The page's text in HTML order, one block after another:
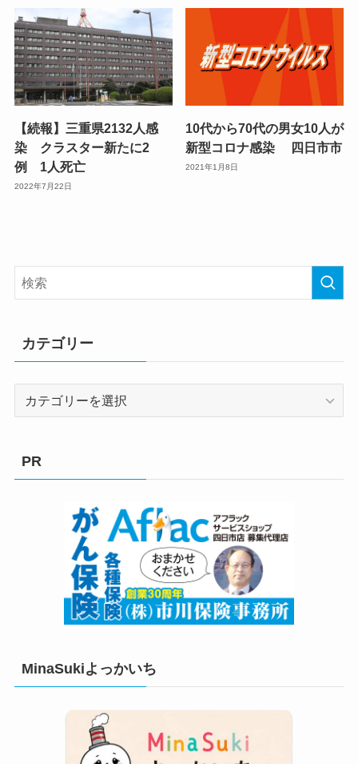
【続報】三重県2132人感
染 クラスター新たに2
例 1人死亡
2022年7月22日
10代から70代の男女10人が
新型コロナ感染 四日市市
2021年1月8日
カテゴリー
PR
MinaSukiよっかいち